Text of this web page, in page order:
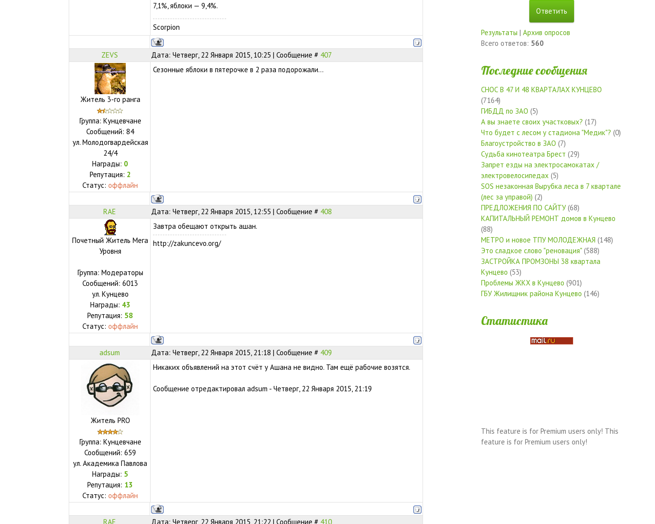
7,1%, яблоки — 9,4%.
Scorpion
ZEVS Дата: Четверг, 22 Января 2015, 10:25 | Сообщение # 407
Житель 3-го ранга
Группа: Кунцевчане
Сообщений:84
ул. Молодогвардейская
24/4
Награды: 0
Репутация: 2
Статус:оффлайн
Сезонные яблоки в пятерочке в 2 раза подорожали...
RAE Дата: Четверг, 22 Января 2015, 12:55 | Сообщение # 408
Почетный Житель Мега
Уровня
Группа: Модераторы
Сообщений:6013
ул. Кунцево
Награды: 43
Репутация: 58
Статус:оффлайн
Завтра обещают открыть ашан.
http://zakuncevo.org/
adsum Дата: Четверг, 22 Января 2015, 21:18 | Сообщение # 409
Житель PRO
Группа: Кунцевчане
Сообщений:659
ул.Академика Павлова
Награды: 5
Репутация: 13
Статус:оффлайн
Никаких объявлений на этот счёт у Ашана не видно. Там ещё рабочие возятся.
Сообщение отредактировал adsum - Четверг, 22 Января 2015, 21:19
RAE Дата: Четверг, 22 Января 2015, 21:22 | Сообщение # 410
Результаты | Архив опросов
Всего ответов: 560
Последние сообщения
СНОС В 47 И 48 КВАРТАЛАХ КУНЦЕВО
(7164)
ГИБДД по ЗАО (5)
А вы знаете своих участковых? (17)
Что будет с лесом у стадиона "Медик"? (0)
Благоустройство в ЗАО (7)
Судьба кинотеатра Брест (29)
Запрет езды на электросамокатах /
электровелосипедах (5)
SOS незаконная Вырубка леса в 7 квартале
(лес за управой) (2)
ПРЕДЛОЖЕНИЯ ПО САЙТУ(68)
КАПИТАЛЬНЫЙ РЕМОНТ домов в Кунцево
(88)
МЕТРО и новое ТПУ МОЛОДЕЖНАЯ (148)
Это сладкое слово "реновация"(588)
ЗАСТРОЙКА ПРОМЗОНЫ 38 квартала
Кунцево (53)
Проблемы ЖКХ в Кунцево (901)
ГБУ Жилищник района Кунцево (146)
Статистика
This feature is for Premium users only! This
feature is for Premium users only!